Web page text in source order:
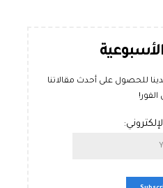
للحصول على أحدث مقالاتنا
الفور!